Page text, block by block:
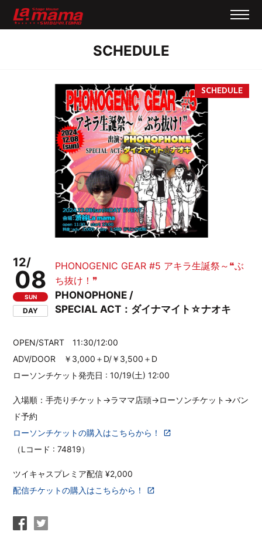
SCHEDULE
12/
08
SUN
DAY
PHONOGENIC GEAR #5 アキラ生誕祭～❝ぶ
ち抜け！❞
PHONOPHONE /
SPECIAL ACT：ダイナマイト☆ナオキ
OPEN/START 11:30/12:00
ADV/DOOR ￥3,000＋D/￥3,500＋D
ローソンチケット発売日 : 10/19(土) 12:00
入場順：手売りチケット→ラママ店頭→ローソンチケット→バン
ド予約
ローソンチケットの購入はこちらから！
（Lコード : 74819）
ツイキャスプレミア配信 ¥2,000
配信チケットの購入はこちらから！